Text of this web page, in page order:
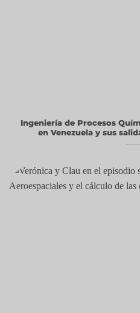
Ingeniería de Procesos
en Venezuela y sus